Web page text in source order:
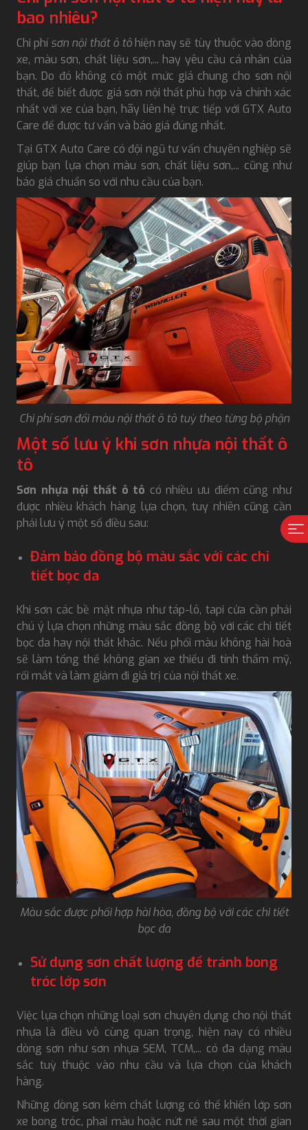
bao nhiêu?
Chi phí sơn nội thất ô tôhiện nay sẽ tùy thuộc vào dòng
xe, màu sơn, chất liệu sơn,... hay yêu cầu cá nhân của
bạn. Do đó không có một mức giá chung cho sơn nội
thất, để biết được giá sơn nội thất phù hợp và chính xác
nhất với xe của bạn, hãy liên hệ trực tiếp với GTX Auto
Care để được tư vấn và báo giá đúng nhất.
Tại GTX Auto Care có đội ngũ tư vấn chuyên nghiệp sẽ
giúp bạn lựa chọn màu sơn, chất liệu sơn,... cũng như
báo giá chuẩn so với nhu cầu của bạn.
Chi phí sơn đổi màu nội thất ô tô tuỳ theo từng bộ phận
Một số lưu ý khi sơn nhựa nội thất ô
tô
Sơn nhựa nội thất ô tô có nhiều ưu điểm cũng như
được nhiều khách hàng lựa chọn, tuy nhiên cũng cần
phải lưu ý một số điều sau:
Đảm bảo đồng bộ màu sắc với các chi
tiết bọc da
Khi sơn các bề mặt nhựa như táp-lô, tapi cửa cần phải
chú ý lựa chọn những màu sắc đồng bộ với các chi tiết
bọc da hay nội thất khác. Nếu phối màu không hài hoà
sẽ làm tổng thể không gian xe thiếu đi tính thẩm mỹ,
rối mắt và làm giảm đi giá trị của nội thất xe.
Màu sắc được phối hợp hài hòa, đồng bộ với các chi tiết
bọc da
Sử dụng sơn chất lượng để tránh bong
tróc lớp sơn
Việc lựa chọn những loại sơn chuyên dụng cho nội thất
nhựa là điều vô cùng quan trọng, hiện nay có nhiều
dòng sơn như sơn nhựa SEM, TCM,... có đa dạng màu
sắc tuỳ thuộc vào nhu cầu và lựa chọn của khách
hàng.
Những dòng sơn kém chất lượng có thể khiến lớp sơn
xe bong tróc, phai màu hoặc nứt nẻ sau một thời gian